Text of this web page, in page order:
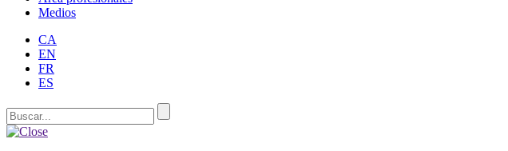
Medios
CA
EN
FR
ES